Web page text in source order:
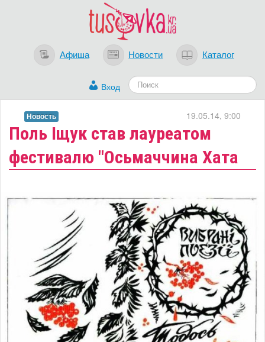
Афиша Новости Каталог
Вход
Поль Іщук став лауреатом
фестивалю "Осьмаччина Хата
19.05.14, 9:00
Новость